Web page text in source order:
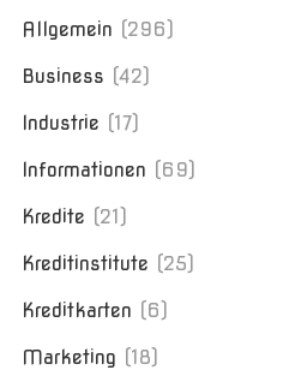
Allgemein (296)
Business (42)
Industrie (17)
Informationen (69)
Kredite (21)
Kreditinstitute (25)
Kreditkarten (6)
Marketing (18)